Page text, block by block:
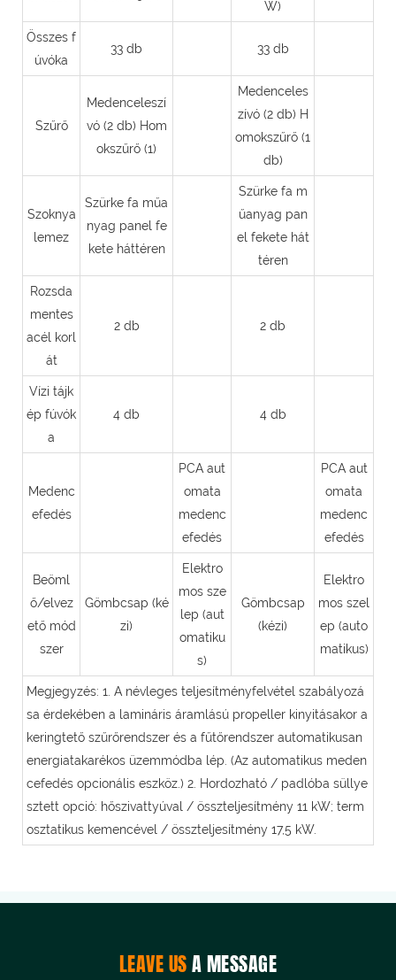
W)
Összes f
úvóka
33 db 33 db
Szűrő
Medenceleszí
vó (2 db) Hom
okszűrő (1)
Medenceles
zívó (2 db) H
omokszűrő (1
db)
Szoknya
lemez
Szürke fa műa
nyag panel fe
kete háttéren
Szürke fa m
űanyag pan
el fekete hát
téren
Rozsda
mentes
acél korl
át
2 db 2 db
Vízi tájk
ép fúvók
a
4 db 4 db
Medenc
efedés
PCA aut
omata
medenc
efedés
PCA aut
omata
medenc
efedés
Beöml
ő/elvez
ető mód
szer
Gömbcsap (ké
zi)
Elektro
mos sze
lep (aut
omatiku
s)
Gömbcsap
(kézi)
Elektro
mos szel
ep (auto
matikus)
Megjegyzés: 1. A névleges teljesítményfelvétel szabályozá
sa érdekében a lamináris áramlású propeller kinyitásakor a
keringtető szűrőrendszer és a fűtőrendszer automatikusan
energiatakarékos üzemmódba lép. (Az automatikus meden
cefedés opcionális eszköz.) 2. Hordozható / padlóba süllye
sztett opció: hőszivattyúval / összteljesítmény 11 kW; term
osztatikus kemencével / összteljesítmény 17,5 kW.
LEAVE USA MESSAGE